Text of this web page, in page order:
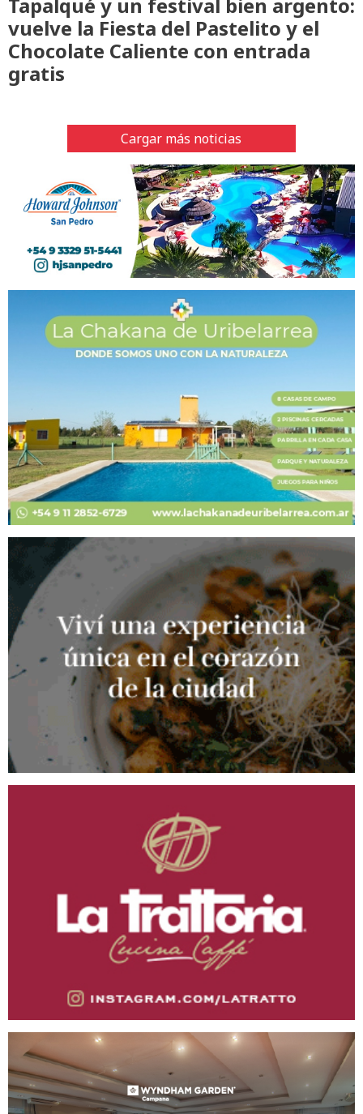
vuelve la Fiesta del Pastelito y el
Chocolate Caliente con entrada
gratis
Cargar más noticias